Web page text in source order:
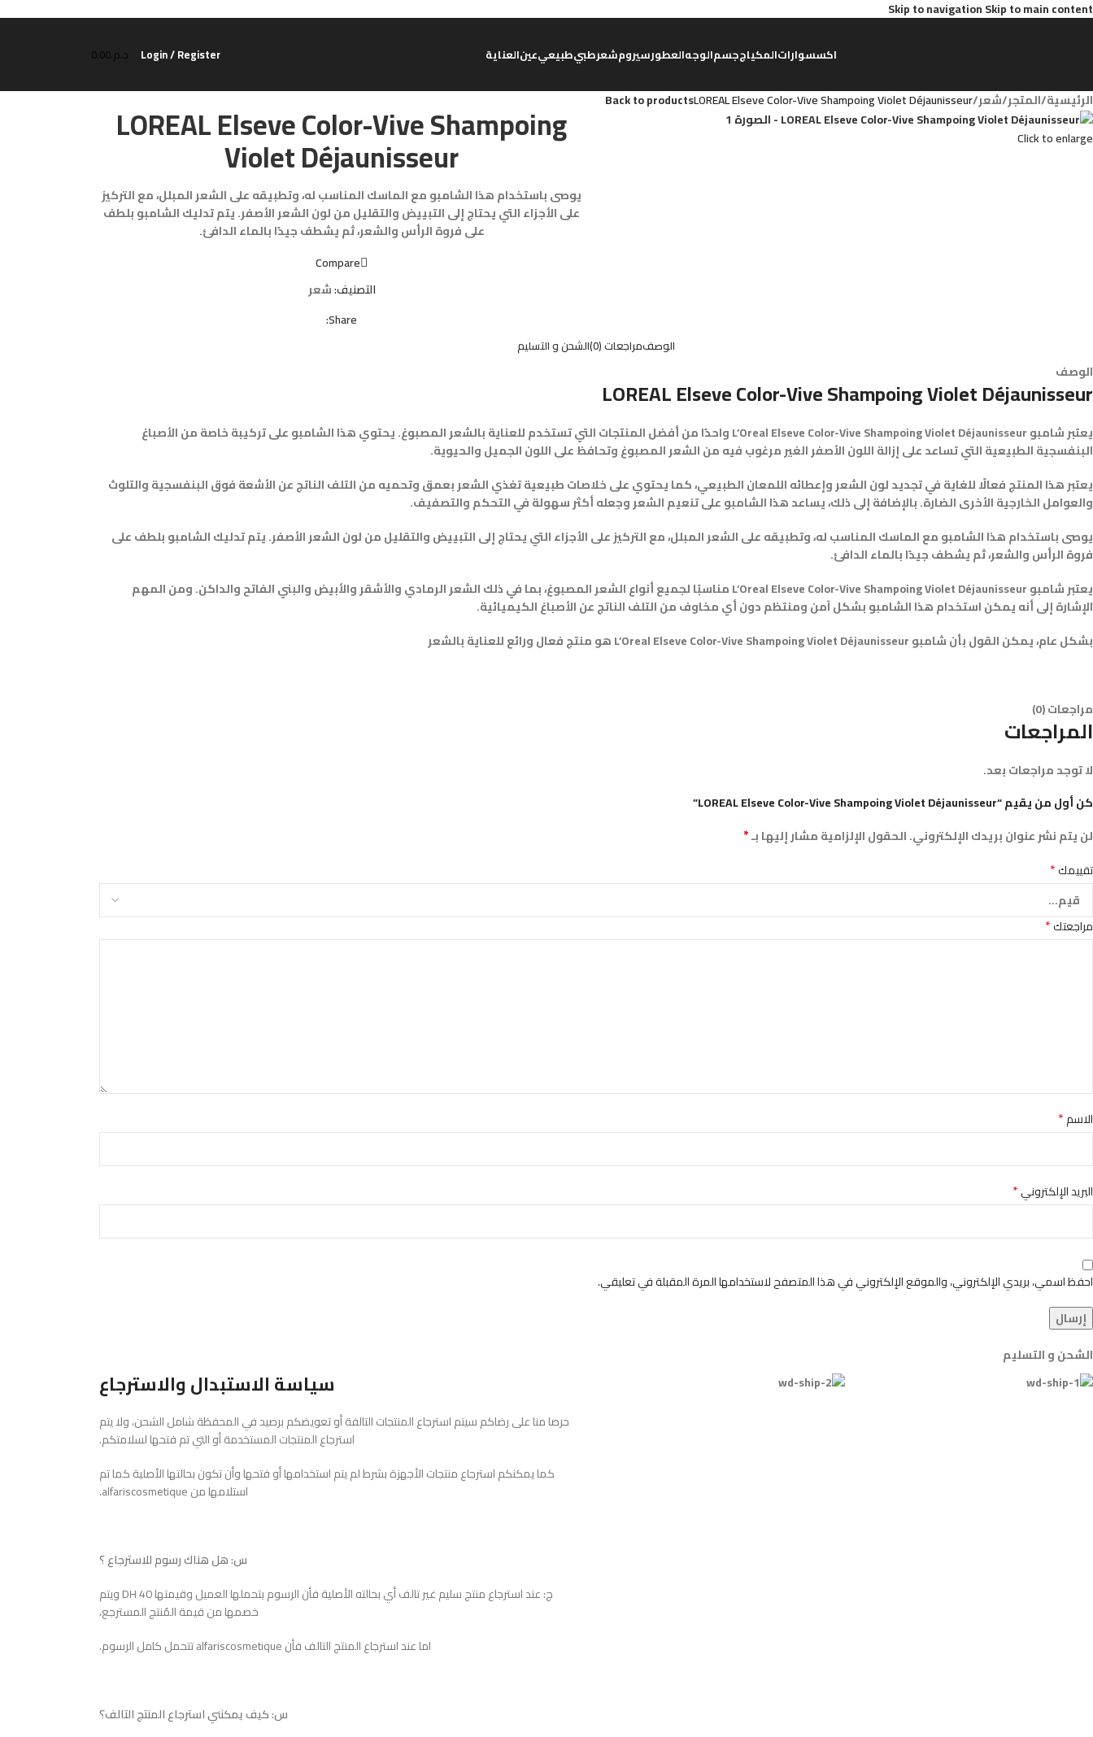
Skip to navigationSkip to main content
اكسسواراتالمكياججسمالوجهالعطورسيرومشعرطبيطبيعيعينالعناية Login / Register د.م.0.00
الرئيسية/المتجر/شعر/
LOREAL Elseve Color-Vive Shampoing Violet Déjaunisseur
Back to products
Click to enlarge
LOREAL Elseve Color-Vive Shampoing
Violet Déjaunisseur
يوصى باستخدام هذا الشامبو مع الماسك المناسب له، وتطبيقه على الشعر المبلل، مع التركيز
على الأجزاء التي يحتاج إلى التبييض والتقليل من لون الشعر الأصفر. يتم تدليك الشامبو بلطف
على فروة الرأس والشعر، ثم يشطف جيدًا بالماء الدافئ.
Compare
التصنيف:شعر
Share:
الوصفمراجعات (0) الشحن و التسليم
الوصف
LOREAL Elseve Color-Vive Shampoing Violet Déjaunisseur
يعتبر شامبو L’Oreal Elseve Color-Vive Shampoing Violet Déjaunisseur واحدًا من أفضل المنتجات التي تستخدم للعناية بالشعر المصبوغ. يحتوي هذا الشامبو على تركيبة خاصة من الأصباغ
البنفسجية الطبيعية التي تساعد على إزالة اللون الأصفر الغير مرغوب فيه من الشعر المصبوغ وتحافظ على اللون الجميل والحيوية.
يعتبر هذا المنتج فعالًا للغاية في تجديد لون الشعر وإعطائه اللمعان الطبيعي، كما يحتوي على خلاصات طبيعية تغذي الشعر بعمق وتحميه من التلف الناتج عن الأشعة فوق البنفسجية والتلوث
والعوامل الخارجية الأخرى الضارة. بالإضافة إلى ذلك، يساعد هذا الشامبو على تنعيم الشعر وجعله أكثر سهولة في التحكم والتصفيف.
يوصى باستخدام هذا الشامبو مع الماسك المناسب له، وتطبيقه على الشعر المبلل، مع التركيز على الأجزاء التي يحتاج إلى التبييض والتقليل من لون الشعر الأصفر. يتم تدليك الشامبو بلطف على
فروة الرأس والشعر، ثم يشطف جيدًا بالماء الدافئ.
يعتبر شامبو L’Oreal Elseve Color-Vive Shampoing Violet Déjaunisseur مناسبًا لجميع أنواع الشعر المصبوغ، بما في ذلك الشعر الرمادي والأشقر والأبيض والبني الفاتح والداكن. ومن المهم
الإشارة إلى أنه يمكن استخدام هذا الشامبو بشكل آمن ومنتظم دون أي مخاوف من التلف الناتج عن الأصباغ الكيميائية.
بشكل عام، يمكن القول بأن شامبو L’Oreal Elseve Color-Vive Shampoing Violet Déjaunisseur هو منتج فعال ورائع للعناية بالشعر
مراجعات (0)
المراجعات
لا توجد مراجعات بعد.
كن أول من يقيم “LOREAL Elseve Color-Vive Shampoing Violet Déjaunisseur”
لن يتم نشر عنوان بريدك الإلكتروني.الحقول الإلزامية مشار إليها بـ*
تقييمك*
مراجعتك*
الاسم*
البريد الإلكتروني*
احفظ اسمي، بريدي الإلكتروني، والموقع الإلكتروني في هذا المتصفح لاستخدامها المرة المقبلة في تعليقي.
الشحن و التسليم
سياسة الاستبدال والاسترجاع
حرصا منا على رضاكم سيتم استرجاع المنتجات التالفة أو تعويضكم برصيد في المحفظة شامل الشحن، ولا يتم
استرجاع المنتجات المستخدمة أو التي تم فتحها لسلامتكم.
كما يمكنكم استرجاع منتجات الأجهزة بشرط لم يتم استخدامها أو فتحها وأن تكون بحالتها الأصلية كما تم
استلامها من alfariscosmetique.
س: هل هناك رسوم للاسترجاع ؟
ج: عند استرجاع منتج سليم غير تالف أي بحالته الأصلية فأن الرسوم يتحملها العميل وقيمتها 40 DH ويتم
خصمها من قيمة المُنتج المسترجع،
اما عند استرجاع المنتج التالف فأن alfariscosmetique تتحمل كامل الرسوم.
س: كيف يمكنني استرجاع المنتج التالف؟